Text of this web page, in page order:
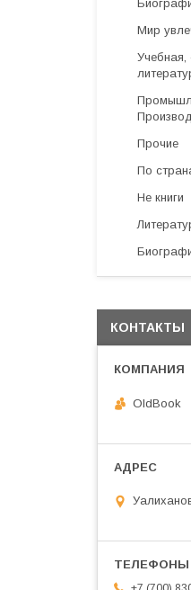
Мир
Учебная,
Прочие
По
Не книги
КОНТАКТЫ
OldBook